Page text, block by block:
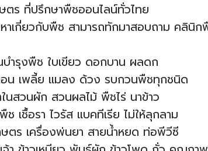
ตร ที่ปรึกษาพืชออนไลน์ทั่วไทย
เกี่ยวกับพืช สามารถทักมาสอบถาม คลินิ
บำรุงพืช ใบเขียว ดอกบาน ผลดก
น เพลี้ย แมลง ด้วง รบกวนพืชทุกชนิด
นสวนผัก สวนผลไม้ พืชไร่ นาข้าว
เชื้อรา ไวรัส แบคทีเรีย ไม่ให้ลุกลาม
ตร เครื่องพ่นยา สายน้ำหยด ท่อพีวีซี